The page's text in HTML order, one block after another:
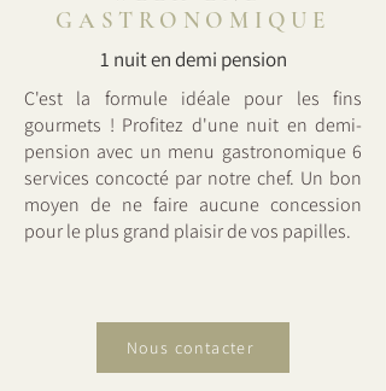
GASTRONOMIQUE
1 nuit en demi pension
C'est la formule idéale pour les fins
gourmets ! Profitez d'une nuit en demi-
pension avec un menu gastronomique 6
services concocté par notre chef. Un bon
moyen de ne faire aucune concession
pour le plus grand plaisir de vos papilles.
Nous contacter